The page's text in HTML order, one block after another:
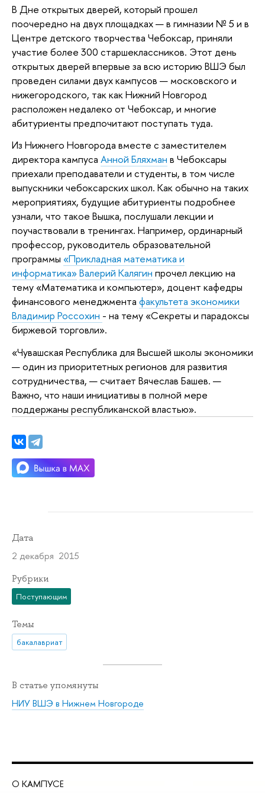
В Дне открытых дверей, который прошел
поочередно на двух площадках — в гимназии № 5 и в
Центре детского творчества Чебоксар, приняли
участие более 300 старшеклассников. Этот день
открытых дверей впервые за всю историю ВШЭ был
проведен силами двух кампусов — московского и
нижегородского, так как Нижний Новгород
расположен недалеко от Чебоксар, и многие
абитуриенты предпочитают поступать туда.
Из Нижнего Новгорода вместе с заместителем
директора кампуса Анной Бляхман в Чебоксары
приехали преподаватели и студенты, в том числе
выпускники чебоксарских школ. Как обычно на таких
мероприятиях, будущие абитуриенты подробнее
узнали, что такое Вышка, послушали лекции и
поучаствовали в тренингах. Например, ординарный
профессор, руководитель образовательной
программы «Прикладная математика и
информатика»Валерий Калягин прочел лекцию на
тему «Математика и компьютер», доцент кафедры
финансового менеджмента факультета экономики
Владимир Россохин - на тему «Секреты и парадоксы
биржевой торговли».
«Чувашская Республика для Высшей школы экономики
— один из приоритетных регионов для развития
сотрудничества, — считает Вячеслав Башев. —
Важно, что наши инициативы в полной мере
поддержаны республиканской властью».
Дата
2 декабря 2015
Рубрики
Поступающим
Темы
бакалавриат
В статье упомянуты
НИУ ВШЭ в Нижнем Новгороде
О КАМПУСЕ